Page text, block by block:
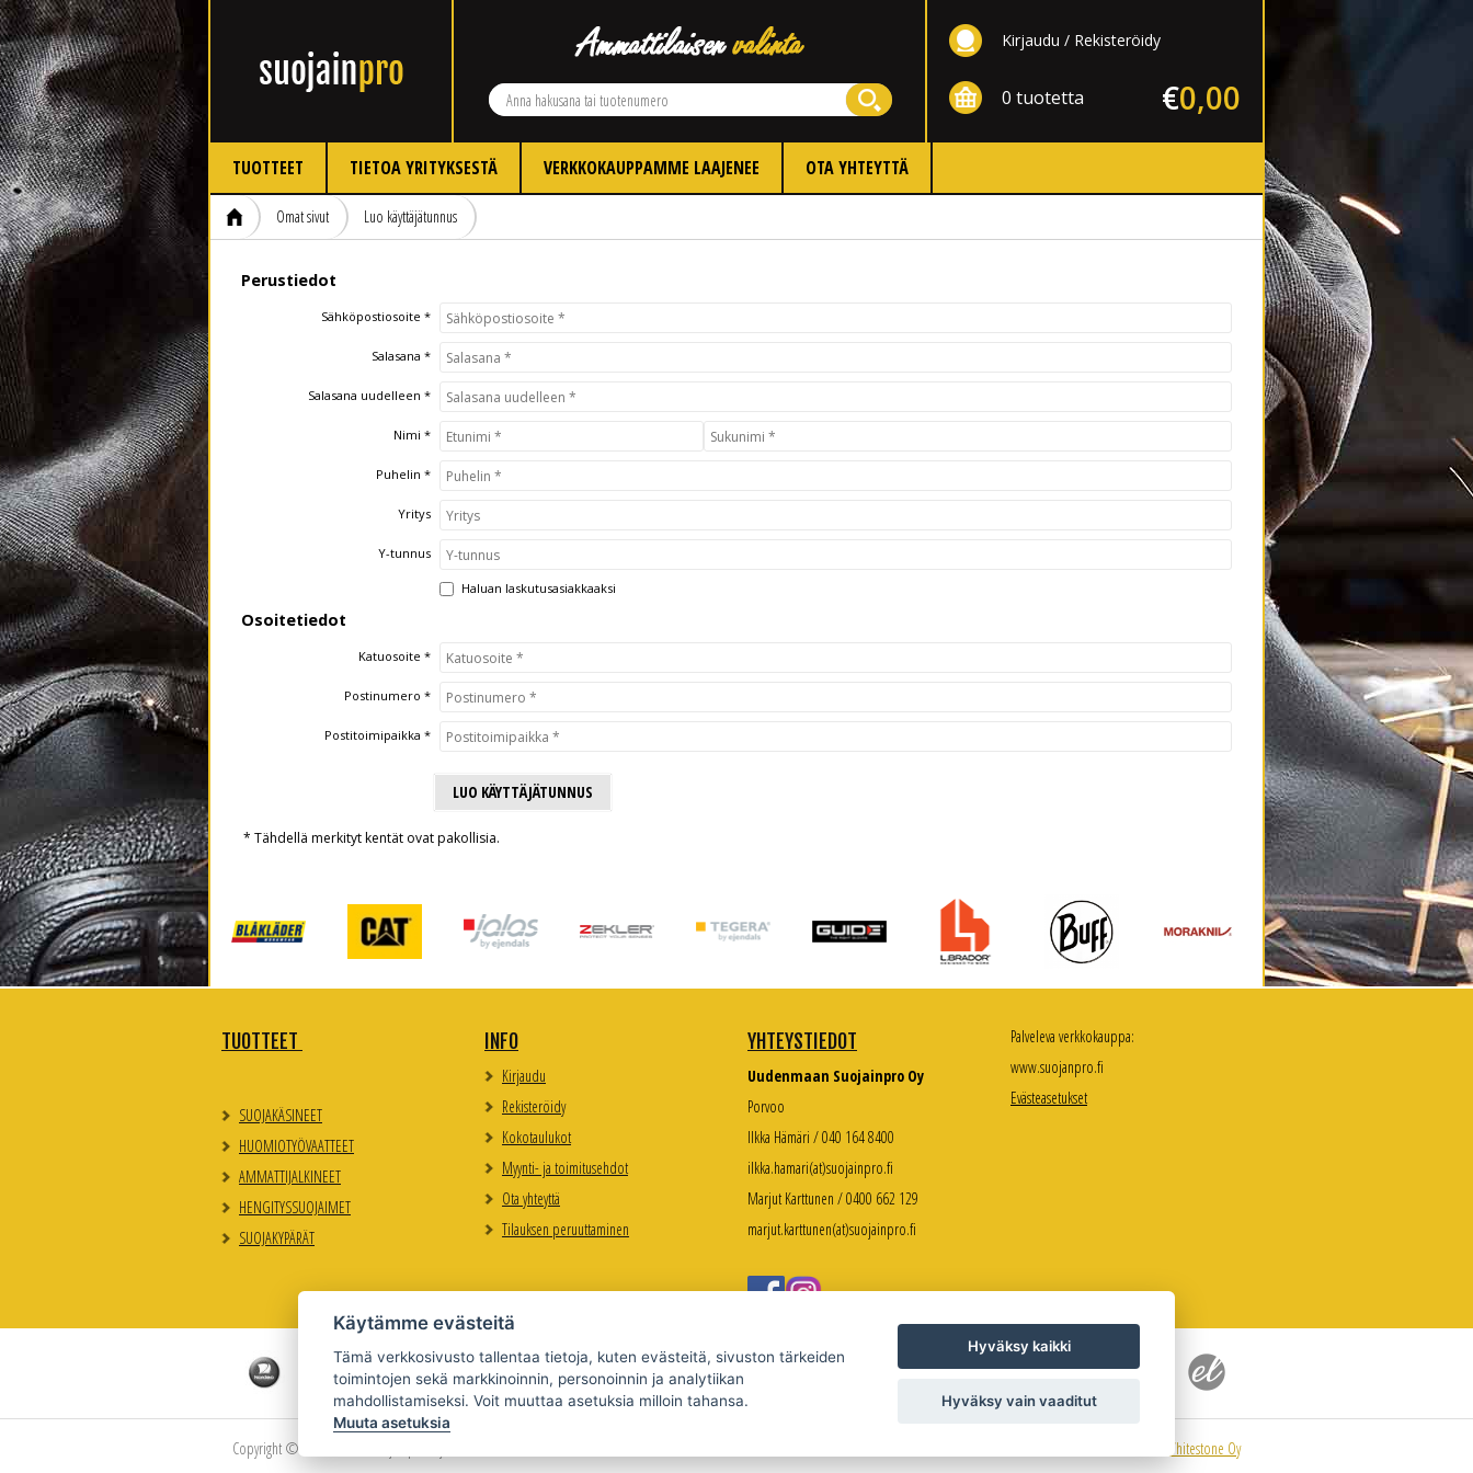
Kirjaudu Rekisteröidy
0 tuotetta 0,00
€
TUOTTEET TIETOA YRITYKSESTÄ VERKKOKAUPPAMME LAAJENEE OTA YHTEYTTÄ
Omat sivut Luo käyttäjätunnus
Perustiedot
Sähköpostiosoite *
Salasana *
Salasana uudelleen *
Nimi *
Puhelin *
Yritys
Y-tunnus
Haluan laskutusasiakkaaksi
Osoitetiedot
Katuosoite *
Postinumero *
Postitoimipaikka *
LUO KÄYTTÄJÄTUNNUS
* Tähdellä merkityt kentät ovat pakollisia.
TUOTTEET
SUOJAKÄSINEET
HUOMIOTYÖVAATTEET
AMMATTIJALKINEET
HENGITYSSUOJAIMET
SUOJAKYPÄRÄT
INFO
Kirjaudu
Rekisteröidy
Kokotaulukot
Myynti- ja toimitusehdot
Ota yhteyttä
Tilauksen peruuttaminen
YHTEYSTIEDOT
Uudenmaan Suojainpro Oy
Porvoo
Ilkka Hämäri / 040 164 8400
ilkka.hamari(at)suojainpro.fi
Marjut Karttunen / 0400 662 129
marjut.karttunen(at)suojainpro.fi
Palveleva verkkokauppa:
www.suojanpro.fi
Evästeasetukset
Copyright © Uudenmaan Suojainpro Oy 2026 Whitestone Oy
Käytämme evästeitä
Tämä verkkosivusto tallentaa tietoja, kuten evästeitä, sivuston tärkeiden
toimintojen sekä markkinoinnin, personoinnin ja analytiikan
mahdollistamiseksi. Voit muuttaa asetuksia milloin tahansa.
Muuta asetuksia
Hyväksy kaikki
Hyväksy vain vaaditut